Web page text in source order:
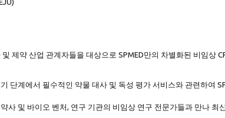
제약 산업 관계자들을 대상으로 SPMED만의 차별화된 비임상
단계에서 필수적인 약물 대사 및 독성 평가 서비스와 관련하여
사 및 바이오 벤처, 연구 기관의 비임상 연구 전문가들과 만나